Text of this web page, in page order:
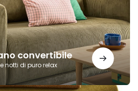
convertibile
notti di puro relax